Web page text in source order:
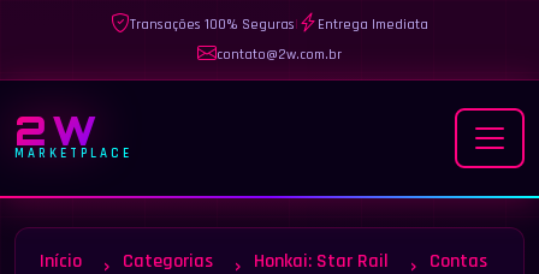
Transações 100% Seguras|
Entrega Imediata
contato@2w.com.br
2W
MARKETPLACE
Início Categorias Honkai: Star Rail
Contas